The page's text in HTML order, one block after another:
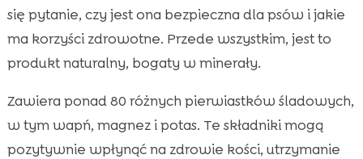
się pytanie, czy jest ona bezpieczna dla psów i jakie
ma korzyści zdrowotne. Przede wszystkim, jest to
produkt naturalny, bogaty w minerały.
Zawiera ponad 80 różnych pierwiastków śladowych,
w tym wapń, magnez i potas. Te składniki mogą
pozytywnie wpłynąć na zdrowie kości, utrzymanie